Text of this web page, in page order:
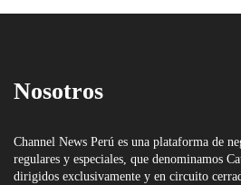
Nosotros
Channel News Perú es una plataforma de
regulares y especiales, que denominamos
dirigidos exclusivamente y en circuito